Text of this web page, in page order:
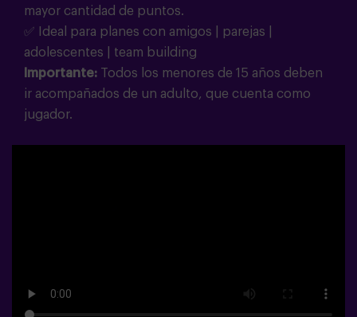
mayor cantidad de puntos.
✅ Ideal para planes con amigos | parejas |
adolescentes | team building
Importante:
Todos los menores de 15 años deben
ir acompañados de un adulto, que cuenta como
jugador.